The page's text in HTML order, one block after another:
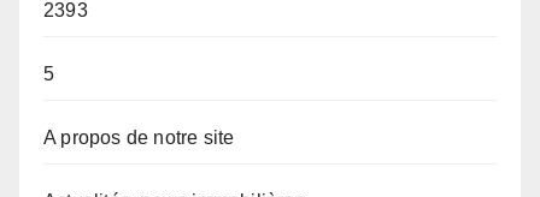
2393
5
A propos de notre site